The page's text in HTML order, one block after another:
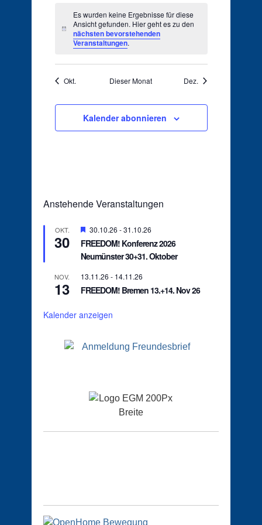
Hinweis
Es wurden keine Ergebnisse für diese
Ansicht gefunden. Hier geht es zu den
nächsten bevorstehenden
Veranstaltungen.
Okt. Dieser Monat Dez.
Kalender abonnieren
Anstehende Veranstaltungen
OKT.
30
Hervorgehoben
30.10.26 -31.10.26
FREEDOM! Konferenz 2026
Neumünster 30+31. Oktober
NOV.
13
13.11.26 - 14.11.26
FREEDOM! Bremen 13.+14. Nov 26
Kalender anzeigen